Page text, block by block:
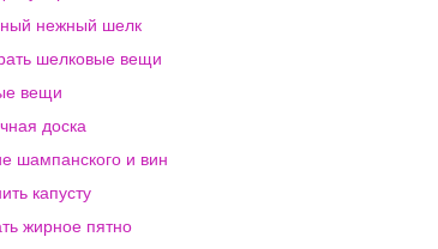
нежный шелк
шелковые вещи
вещи
доска
шампанского и вин
капусту
жирное пятно